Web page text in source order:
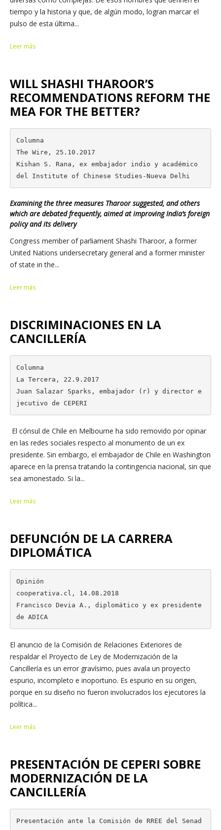
tiempo y la historia y que, de algún modo, logran marcar el
pulso de esta última...
Leer más
WILL SHASHI THAROOR’S
RECOMMENDATIONS REFORM THE
MEA FOR THE BETTER?
Columna
The Wire, 25.10.2017
Kishan S. Rana, ex embajador indio y académico
del Institute of Chinese Studies-Nueva Delhi
Examining the three measures Tharoor suggested, and others
which are debated frequently, aimed at improving India’s foreign
policy and its delivery
Congress member of parliament Shashi Tharoor, a former
United Nations undersecretary general and a former minister
of state in the...
Leer más
DISCRIMINACIONES EN LA
CANCILLERÍA
Columna
La Tercera, 22.9.2017
Juan Salazar Sparks, embajador (r) y director e
jecutivo de CEPERI
El cónsul de Chile en Melbourne ha sido removido por opinar
en las redes sociales respecto al monumento de un ex
presidente. Sin embargo, el embajador de Chile en Washington
aparece en la prensa tratando la contingencia nacional, sin que
sea amonestado. Si la...
Leer más
DEFUNCIÓN DE LA CARRERA
DIPLOMÁTICA
Opinión
cooperativa.cl, 14.08.2018
Francisco Devia A., diplomático y ex presidente
de ADICA
El anuncio de la Comisión de Relaciones Exteriores de
respaldar el Proyecto de Ley de Modernización de la
Cancillería es un error gravísimo, pues avala un proyecto
espurio, incompleto e inoportuno. Es espurio en su origen,
porque en su diseño no fueron involucrados los ejecutores la
política...
Leer más
PRESENTACIÓN DE CEPERI SOBRE
MODERNIZACIÓN DE LA
CANCILLERÍA
Presentación ante la Comisión de RREE del Senad